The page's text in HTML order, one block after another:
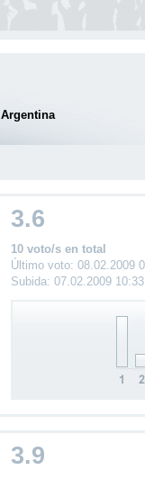
Argentina
3.6
10 voto/s en total
Último voto: 08.02.2009
Subida: 07.02.2009
3.9